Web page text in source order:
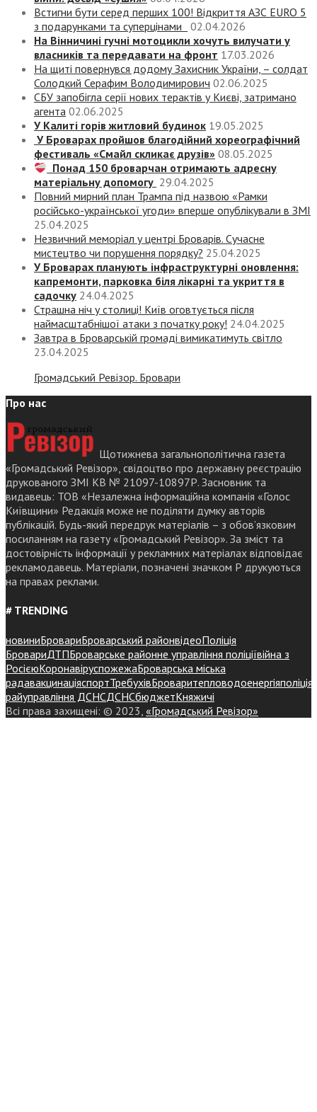
Встигни бути серед перших 100! Відкриття АЗС EURO 5
з подарунками та суперцінами
02.04.2026
На Вінничині гучні мотоцикли хочуть вилучати у
власників та передавати на фронт 17.03.2026
На щиті повернувся додому Захисник України, – солдат
Солодкий Серафим Володимирович 02.06.2025
СБУ запобігла серії нових терактів у Києві, затримано
агента 02.06.2025
У Калиті горів житловий будинок 19.05.2025
У Броварах пройшов благодійний хореографічний
фестиваль «Смайл скликає друзів» 08.05.2025
Понад 150 броварчан отримають адресну
матеріальну допомогу 29.04.2025
Повний мирний план Трампа під назвою «‎Рамки
російсько-української угоди» вперше опублікували в ЗМІ
25.04.2025
Незвичний меморіал у центрі Броварів. Сучасне
мистецтво чи порушення порядку? 25.04.2025
У Броварах планують інфраструктурні оновлення:
капремонти, парковка біля лікарні та укриття в
садочку 24.04.2025
Страшна ніч у столиці! Київ оговтується після
наймасштабнішої атаки з початку року! 24.04.2025
Завтра в Броварській громаді вимикатимуть світло
23.04.2025
Громадський Ревізор. Бровари
Про нас
Щотижнева загальнополітична газета
«Громадський Ревізор», свідоцтво про державну реєстрацію
друкованого ЗМІ КВ № 21097-10897Р. Засновник та
видавець: ТОВ «Незалежна інформаційна компанія «Голос
Київщини» Редакція може не поділяти думку авторів
публікацій. Будь-який передрук матеріалів – з обов’язковим
посиланням на газету «Громадський Ревізор». За зміст та
достовірність інформації у рекламних матеріалах відповідає
рекламодавець. Матеріали, позначені значком Р друкуються
на правах реклами.
# TRENDING
новиниБровариБроварський районвідеоПоліція
БровариДТПБроварське районне управління поліціївійна з
РосієюКоронавіруспожежаБроварська міська
радавакцинаціяспортТребухівБроваритепловодоенергіяполіція
райуправління ДСНСДСНСбюджетКняжичі
Всі права захищені: © 2023, «Громадський Ревізор»